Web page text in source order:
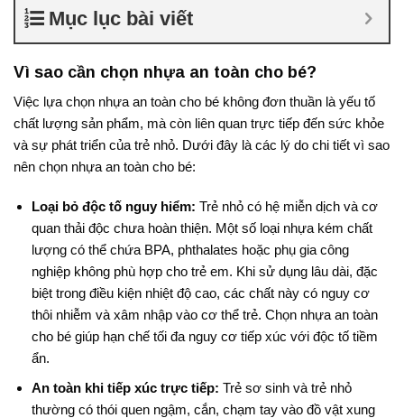
Mục lục bài viết
Vì sao cần chọn nhựa an toàn cho bé?
Việc lựa chọn nhựa an toàn cho bé không đơn thuần là yếu tố
chất lượng sản phẩm, mà còn liên quan trực tiếp đến sức khỏe
và sự phát triển của trẻ nhỏ. Dưới đây là các lý do chi tiết vì sao
nên chọn nhựa an toàn cho bé:
Loại bỏ độc tố nguy hiểm: Trẻ nhỏ có hệ miễn dịch và cơ
quan thải độc chưa hoàn thiện. Một số loại nhựa kém chất
lượng có thể chứa BPA, phthalates hoặc phụ gia công
nghiệp không phù hợp cho trẻ em. Khi sử dụng lâu dài, đặc
biệt trong điều kiện nhiệt độ cao, các chất này có nguy cơ
thôi nhiễm và xâm nhập vào cơ thể trẻ. Chọn nhựa an toàn
cho bé giúp hạn chế tối đa nguy cơ tiếp xúc với độc tố tiềm
ẩn.
An toàn khi tiếp xúc trực tiếp: Trẻ sơ sinh và trẻ nhỏ
thường có thói quen ngậm, cắn, chạm tay vào đồ vật xung